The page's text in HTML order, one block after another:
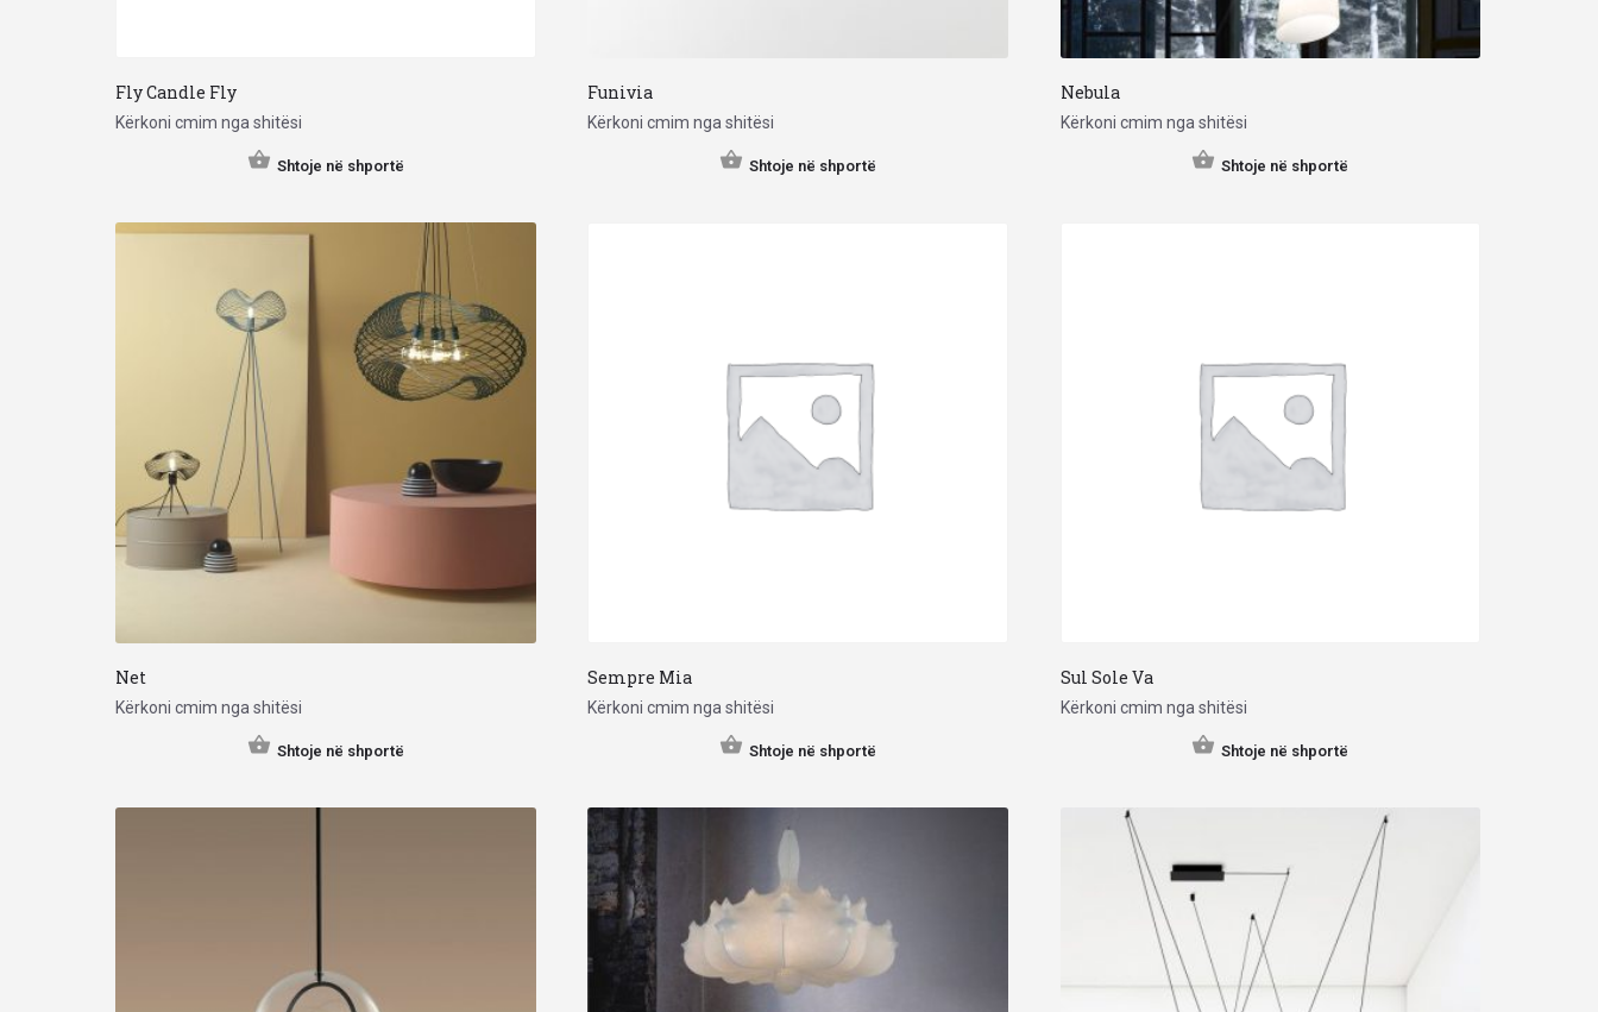
Fly Candle Fly
Kërkoni cmim nga shitësi
Shtoje në shportë
Funivia
Kërkoni cmim nga shitësi
Shtoje në shportë
Nebula
Kërkoni cmim nga shitësi
Shtoje në shportë
Net
Kërkoni cmim nga shitësi
Shtoje në shportë
Sempre Mia
Kërkoni cmim nga shitësi
Shtoje në shportë
Sul Sole Va
Kërkoni cmim nga shitësi
Shtoje në shportë